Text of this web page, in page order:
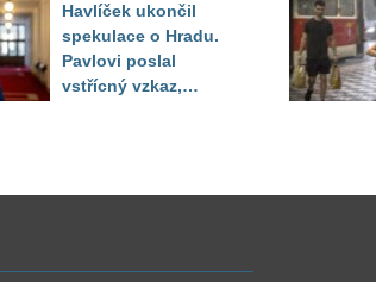
výstrahou, kde hrozí
kroupy a prudký vítr
Havlíček ukončil
spekulace o Hradu.
Pavlovi poslal
vstřícný vzkaz,